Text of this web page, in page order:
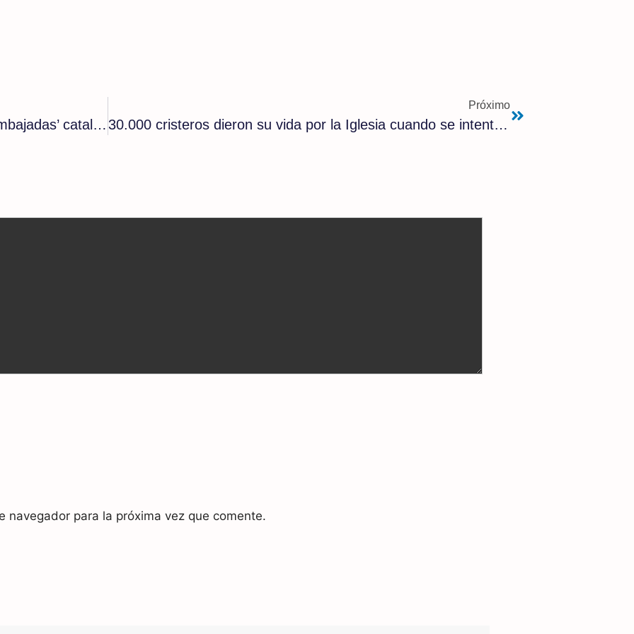
El socialista Illa no solo fortalecerá la red de ‘embajadas’ catalanas sino que abrirá más
Próximo
30.000 cristeros dieron su vida por la Iglesia cuando se intentó prohibir el culto católico en México | Javier Navascués
para la próxima vez que comente.